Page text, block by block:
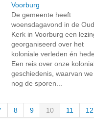
Voorburg
De gemeente heeft
woensdagavond in de
Kerk in Voorburg een
georganiseerd over het
koloniale verleden én
Een reis over onze
geschiedenis, waarvan we
nog de sporen...
8 9 10 11 12